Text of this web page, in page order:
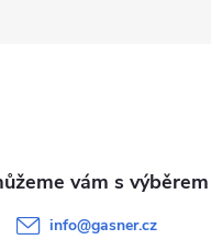
info@gasner.cz